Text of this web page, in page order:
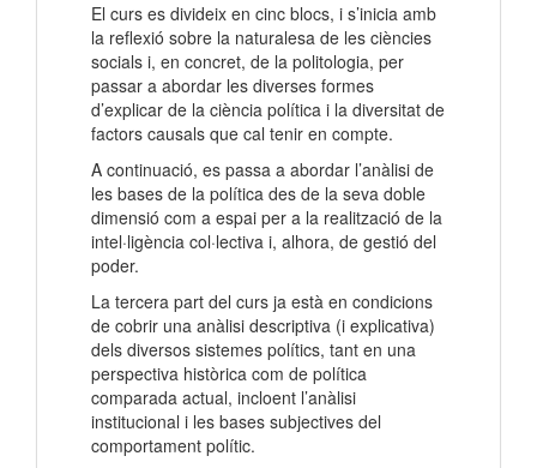
El curs es divideix en cinc blocs, i s’inicia amb
la reflexió sobre la naturalesa de les ciències
socials i, en concret, de la politologia, per
passar a abordar les diverses formes
d’explicar de la ciència política i la diversitat de
factors causals que cal tenir en compte.
A continuació, es passa a abordar l’anàlisi de
les bases de la política des de la seva doble
dimensió com a espai per a la realització de la
intel·ligència col·lectiva i, alhora, de gestió del
poder.
La tercera part del curs ja està en condicions
de cobrir una anàlisi descriptiva (i explicativa)
dels diversos sistemes polítics, tant en una
perspectiva històrica com de política
comparada actual, incloent l’anàlisi
institucional i les bases subjectives del
comportament polític.